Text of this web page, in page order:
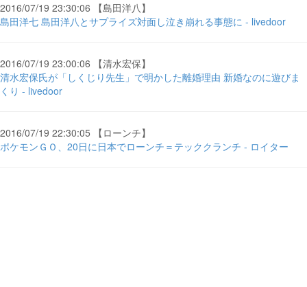
2016/07/19 23:30:06 【島田洋八】
島田洋七 島田洋八とサプライズ対面し泣き崩れる事態に - livedoor
2016/07/19 23:00:06 【清水宏保】
清水宏保氏が「しくじり先生」で明かした離婚理由 新婚なのに遊びま
くり - livedoor
2016/07/19 22:30:05 【ローンチ】
ポケモンＧＯ、20日に日本でローンチ＝テッククランチ - ロイター